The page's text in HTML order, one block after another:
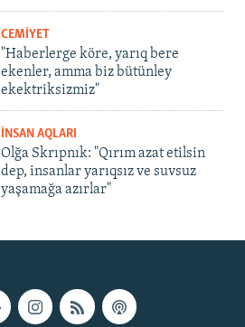
CEMİYET
"Haberlerge köre, yarıq bere
ekenler, amma biz bütünley
ekektriksizmiz"
İNSAN AQLARI
Olğa Skrıpnık: "Qırım azat etilsin
dep, insanlar yarıqsız ve suvsuz
yaşamağa azırlar"